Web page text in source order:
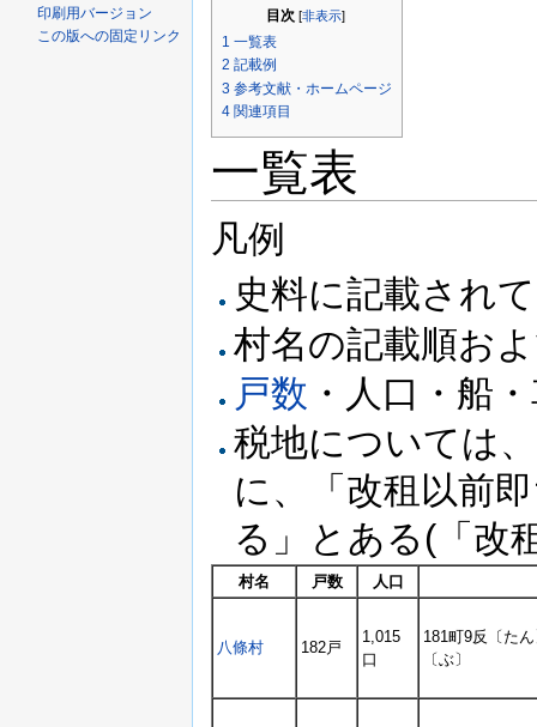
目次[非表示]
1 一覧表
2 記載例
3 参考文献・ホームページ
4 関連項目
一覧表
凡例
史料に記載され
村名の記載順お
戸数 ・人口・船
税地については
に、「改租以前
る」とある(「改
村名 戸数 人口
八條村 182戸
1,015
口
181町9反〔た
〔ぶ〕
印刷用バージョン
この版への固定リンク